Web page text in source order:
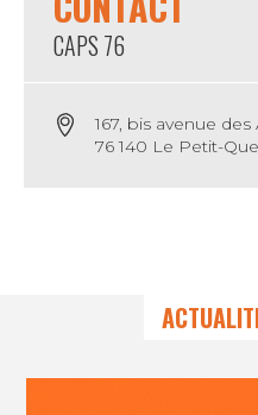
CAPS 76
167, bis avenue des
76 140 Le Petit-